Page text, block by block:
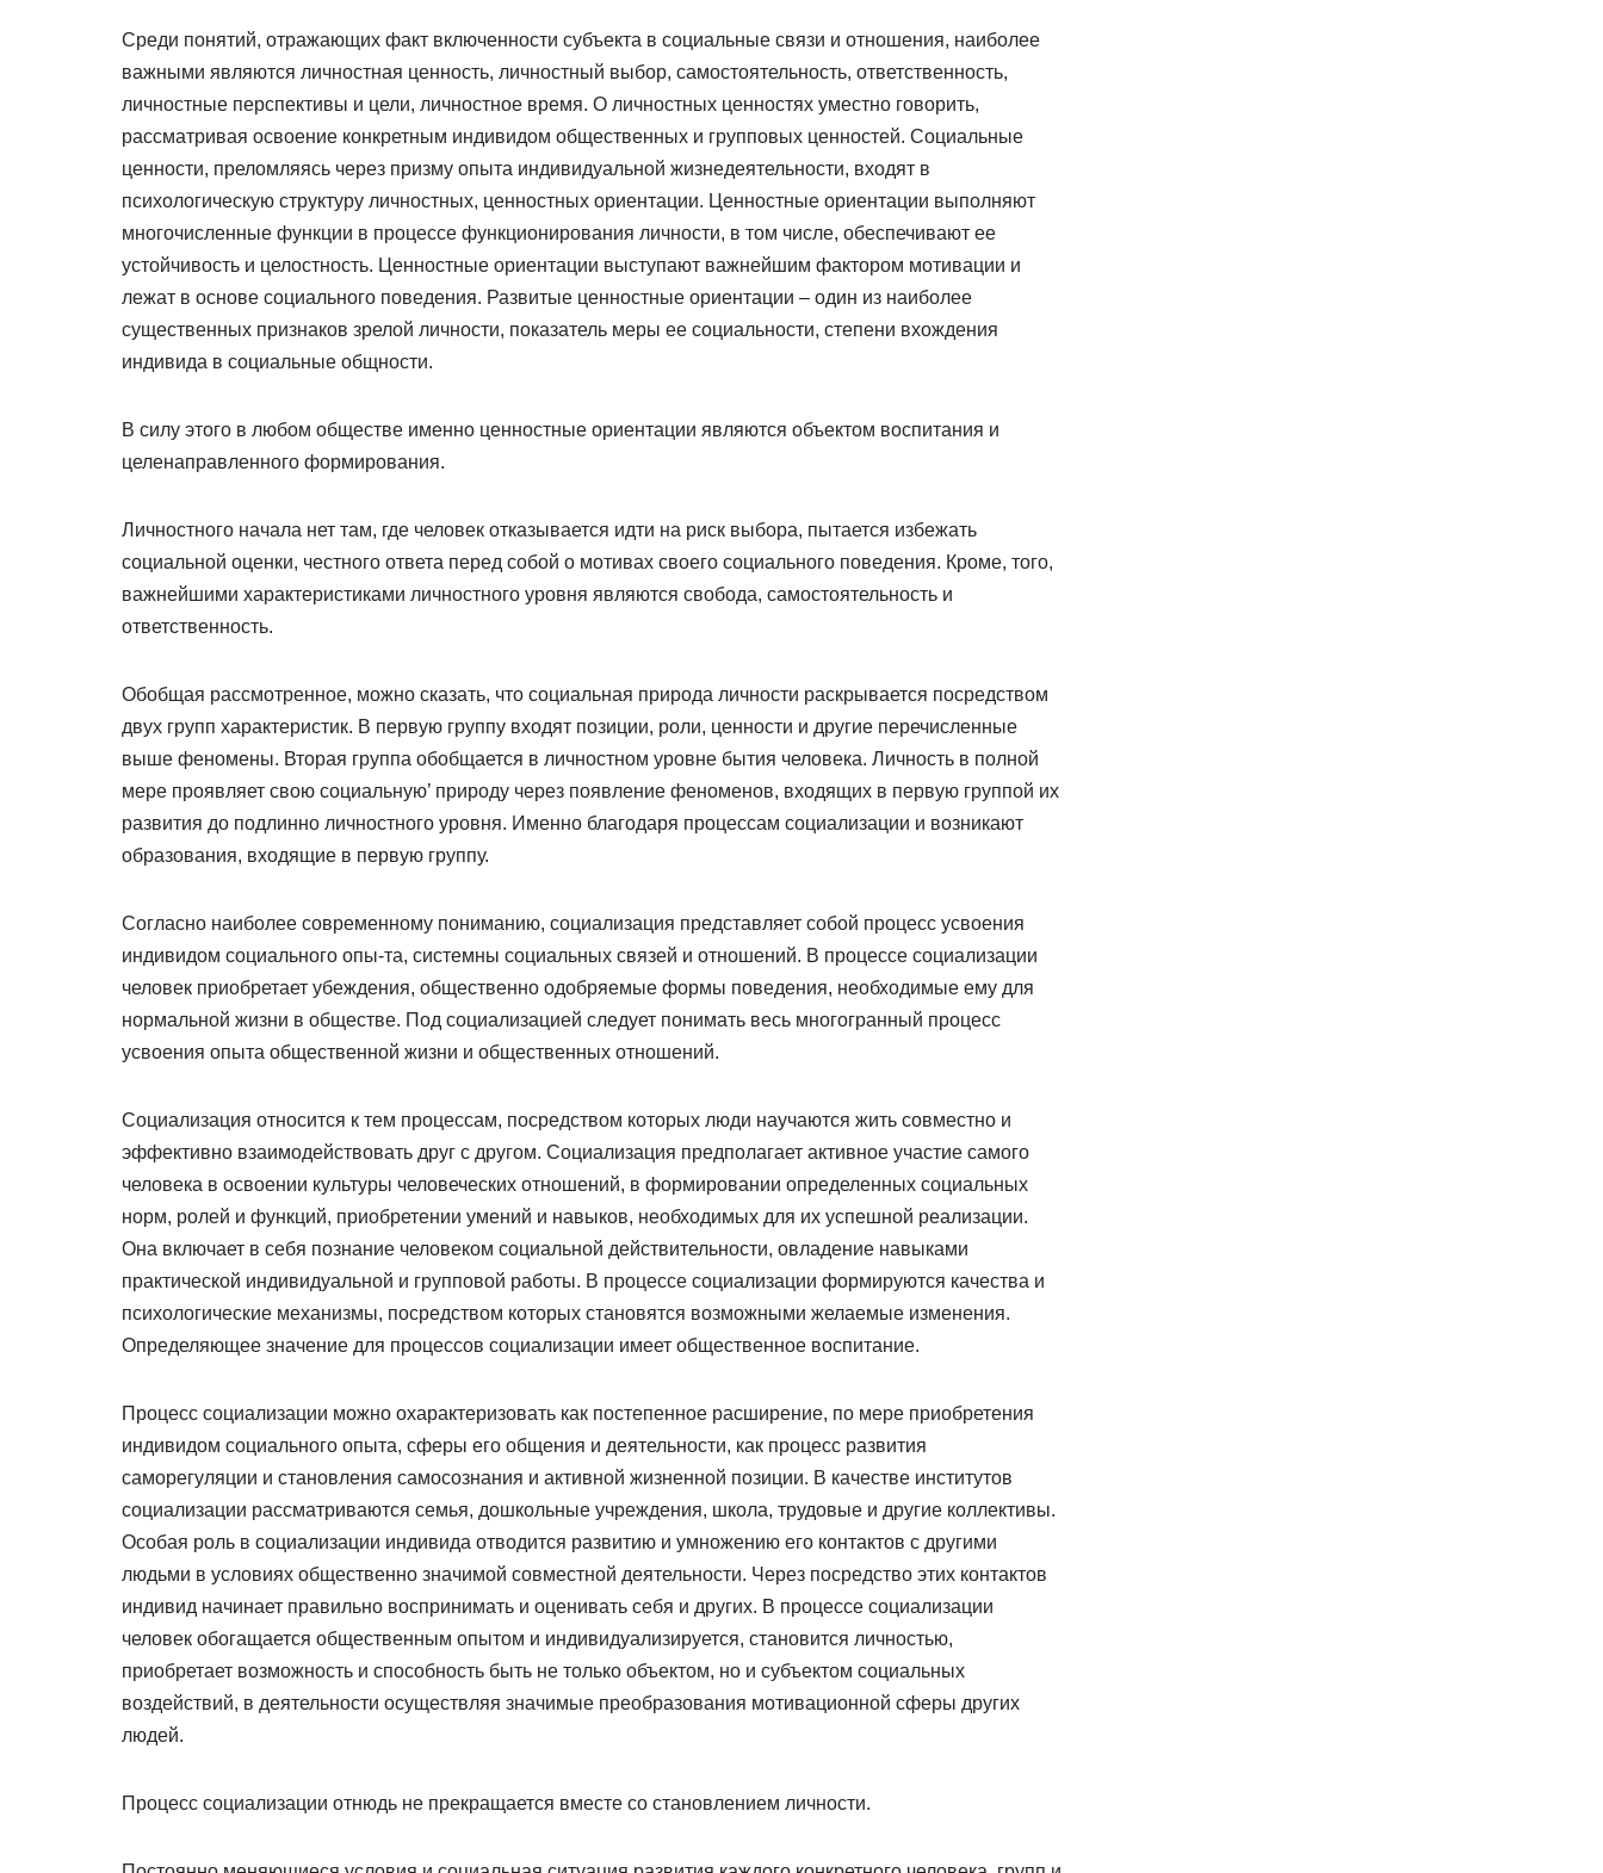
Среди понятий, отражающих факт включенности субъекта в социальные связи и отношения, наиболее
важными являются личностная ценность, личностный выбор, самостоятельность, ответственность,
личностные перспективы и цели, личностное время. О личностных ценностях уместно говорить,
рассматривая освоение конкретным индивидом общественных и групповых ценностей. Социальные
ценности, преломляясь через призму опыта индивидуальной жизнедеятельности, входят в
психологическую структуру личностных, ценностных ориентации. Ценностные ориентации выполняют
многочисленные функции в процессе функционирования личности, в том числе, обеспечивают ее
устойчивость и целостность. Ценностные ориентации выступают важнейшим фактором мотивации и
лежат в основе социального поведения. Развитые ценностные ориентации – один из наиболее
существенных признаков зрелой личности, показатель меры ее социальности, степени вхождения
индивида в социальные общности.
В силу этого в любом обществе именно ценностные ориентации являются объектом воспитания и
целенаправленного формирования.
Личностного начала нет там, где человек отказывается идти на риск выбора, пытается избежать
социальной оценки, честного ответа перед собой о мотивах своего социального поведения. Кроме, того,
важнейшими характеристиками личностного уровня являются свобода, самостоятельность и
ответственность.
Обобщая рассмотренное, можно сказать, что социальная природа личности раскрывается посредством
двух групп характеристик. В первую группу входят позиции, роли, ценности и другие перечисленные
выше феномены. Вторая группа обобщается в личностном уровне бытия человека. Личность в полной
мере проявляет свою социальную’ природу через появление феноменов, входящих в первую группой их
развития до подлинно личностного уровня. Именно благодаря процессам социализации и возникают
образования, входящие в первую группу.
Согласно наиболее современному пониманию, социализация представляет собой процесс усвоения
индивидом социального опы-та, системны социальных связей и отношений. В процессе социализации
человек приобретает убеждения, общественно одобряемые формы поведения, необходимые ему для
нормальной жизни в обществе. Под социализацией следует понимать весь многогранный процесс
усвоения опыта общественной жизни и общественных отношений.
Социализация относится к тем процессам, посредством которых люди научаются жить совместно и
эффективно взаимодействовать друг с другом. Социализация предполагает активное участие самого
человека в освоении культуры человеческих отношений, в формировании определенных социальных
норм, ролей и функций, приобретении умений и навыков, необходимых для их успешной реализации.
Она включает в себя познание человеком социальной действительности, овладение навыками
практической индивидуальной и групповой работы. В процессе социализации формируются качества и
психологические механизмы, посредством которых становятся возможными желаемые изменения.
Определяющее значение для процессов социализации имеет общественное воспитание.
Процесс социализации можно охарактеризовать как постепенное расширение, по мере приобретения
индивидом социального опыта, сферы его общения и деятельности, как процесс развития
саморегуляции и становления самосознания и активной жизненной позиции. В качестве институтов
социализации рассматриваются семья, дошкольные учреждения, школа, трудовые и другие коллективы.
Особая роль в социализации индивида отводится развитию и умножению его контактов с другими
людьми в условиях общественно значимой совместной деятельности. Через посредство этих контактов
индивид начинает правильно воспринимать и оценивать себя и других. В процессе социализации
человек обогащается общественным опытом и индивидуализируется, становится личностью,
приобретает возможность и способность быть не только объектом, но и субъектом социальных
воздействий, в деятельности осуществляя значимые преобразования мотивационной сферы других
людей.
Процесс социализации отнюдь не прекращается вместе со становлением личности.